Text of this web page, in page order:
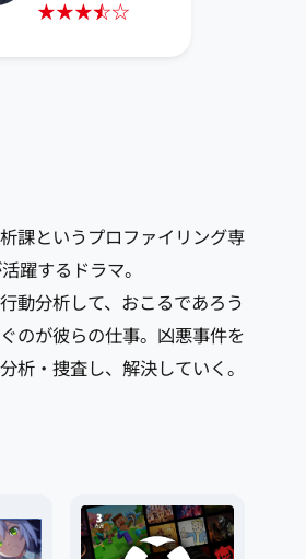
★★★☆
★☆
課というプロファイリング専
躍するドラマ。
動分析して、おこるであろう
のが彼らの仕事。凶悪事件を
析・捜査し、解決していく。